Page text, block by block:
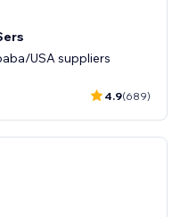
USA suppliers
4.9(689)